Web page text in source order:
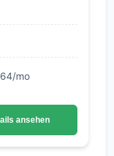
mo
ansehen